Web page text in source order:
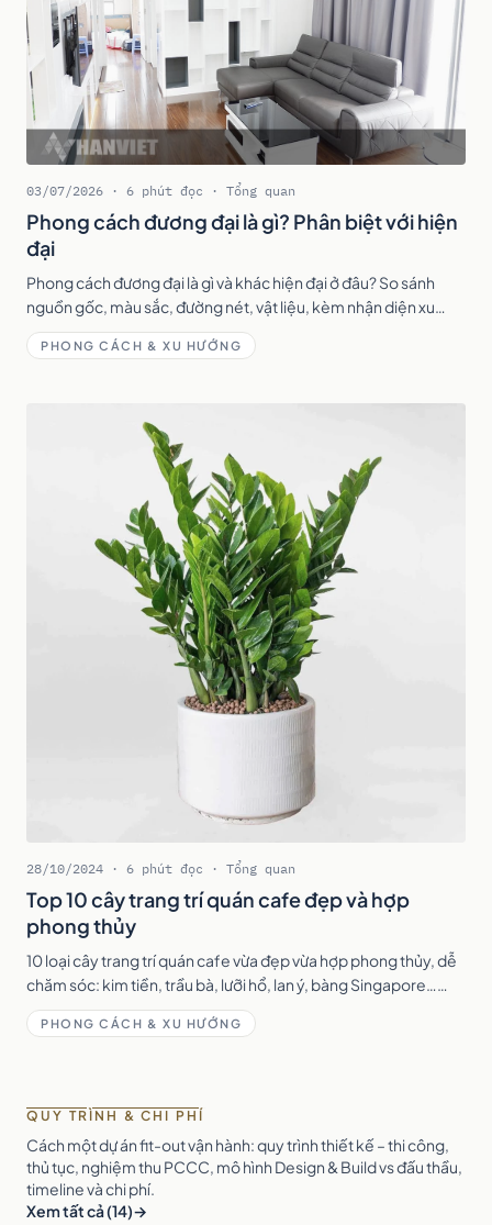
03/07/2026 · 6 phút đọc · Tổng quan
Phong cách đương đại là gì? Phân biệt với hiện
đại
Phong cách đương đại là gì và khác hiện đại ở đâu? So sánh
nguồn gốc, màu sắc, đường nét, vật liệu, kèm nhận diện xu
hướng đương đại 2026 để chọn đúng.
PHONG CÁCH & XU HƯỚNG
28/10/2024 · 6 phút đọc · Tổng quan
Top 10 cây trang trí quán cafe đẹp và hợp
phong thủy
10 loại cây trang trí quán cafe vừa đẹp vừa hợp phong thủy, dễ
chăm sóc: kim tiền, trầu bà, lưỡi hổ, lan ý, bàng Singapore…
kèm gợi ý vị trí đặt cây trong quán.
PHONG CÁCH & XU HƯỚNG
QUY TRÌNH & CHI PHÍ
Cách một dự án fit-out vận hành: quy trình thiết kế – thi công,
thủ tục, nghiệm thu PCCC, mô hình Design & Build vs đấu thầu,
timeline và chi phí.
Xem tất cả (14)